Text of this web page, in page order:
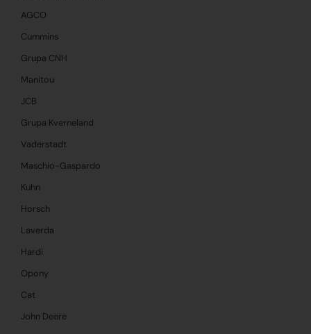
AGCO
Cummins
Grupa CNH
Manitou
JCB
Grupa Kverneland
Vaderstadt
Maschio-Gaspardo
Kuhn
Horsch
Laverda
Hardi
Opony
Cat
John Deere